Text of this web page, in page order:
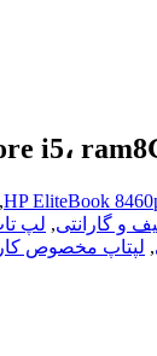
HP EliteBook
,
و گارانتی, لپ
, لپتاپ مخصوص